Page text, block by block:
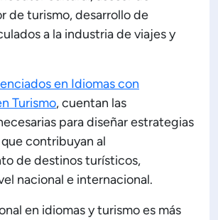
de turismo, desarrollo de
a la industria de viajes y
en Idiomas con
Turismo, cuentan las
para diseñar estrategias
contribuyan al
de destinos turísticos,
nacional e internacional.
en idiomas y turismo es más